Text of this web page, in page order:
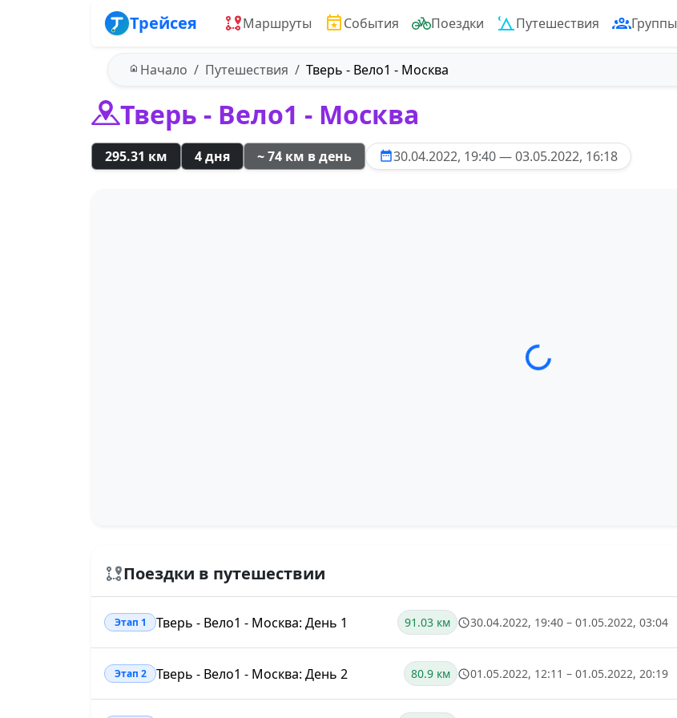
Трейсея Маршруты События Поездки Путешествия Группы
Начало Путешествия Тверь - Вело1 - Москва
Тверь - Вело1 - Москва
295.31 км 4 дня ~ 74 км в день 30.04.2022, 19:40 — 03.05.2022, 16:18
Загрузка трека...
Поездки в путешествии
Этап 1 Тверь - Вело1 - Москва: День 1 91.03 км 30.04.2022, 19:40 – 01.05.2022, 03:04
Этап 2 Тверь - Вело1 - Москва: День 2 80.9 км 01.05.2022, 12:11 – 01.05.2022, 20:19